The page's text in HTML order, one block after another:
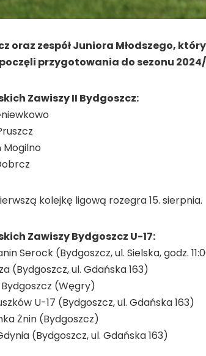
oraz zespół Juniora Młodszego,
przygotowania do sezonu
Zawiszy II Bydgoszcz:
Mogilno
kolejkę ligową rozegra 15. sierpnia.
Zawiszy Bydgoszcz U-17:
Serock (Bydgoszcz, ul. Sielska, godz.
(Bydgoszcz, ul. Gdańska 163)
Bydgoszcz (Węgry)
U-17 (Bydgoszcz, ul. Gdańska 163)
Żnin (Bydgoszcz)
(Bydgoszcz, ul. Gdańska 163)